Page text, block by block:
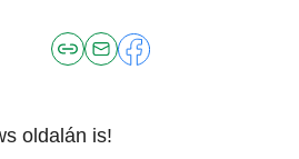
oldalán is!